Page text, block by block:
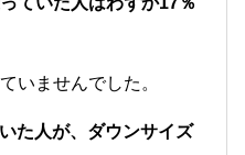
いませんでした。
た人が、ダウンサイズ